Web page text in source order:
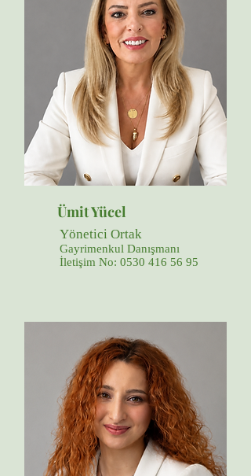
Ümit Yücel
Yönetici Ortak
Gayrimenkul Danışmanı
İletişim No: 0530 416 56 95